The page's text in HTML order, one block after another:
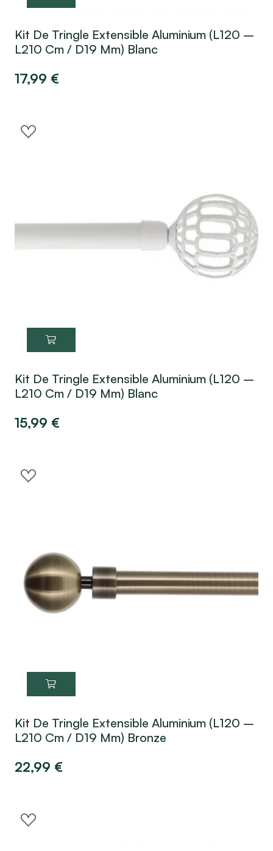
Kit De Tringle Extensible Aluminium (L120 –
L210 Cm / D19 Mm) Blanc
17,99 €
Kit De Tringle Extensible Aluminium (L120 –
L210 Cm / D19 Mm) Blanc
15,99 €
Kit De Tringle Extensible Aluminium (L120 –
L210 Cm / D19 Mm) Bronze
22,99 €